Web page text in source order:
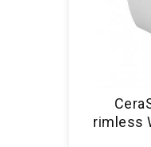
rimless